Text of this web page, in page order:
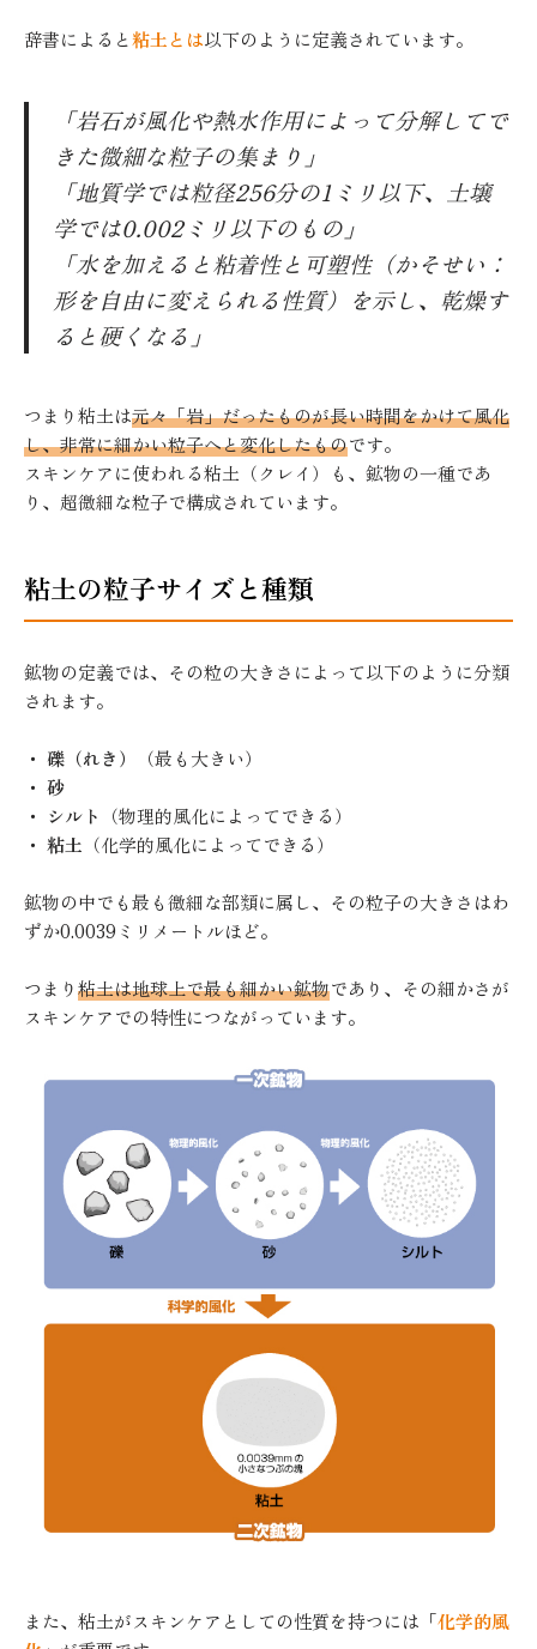
辞書によると粘土とは以下のように定義されています。
「岩石が風化や熱水作用によって分解してで
きた微細な粒子の集まり」
「地質学では粒径256分の1ミリ以下、土壌
学では0.002ミリ以下のもの」
「水を加えると粘着性と可塑性（かそせい：
形を自由に変えられる性質）を示し、乾燥す
ると硬くなる」
つまり粘土は元々「岩」だったものが長い時間をかけて風化
し、非常に細かい粒子へと変化したものです。
スキンケアに使われる粘土（クレイ）も、鉱物の一種であ
り、超微細な粒子で構成されています。
粘土の粒子サイズと種類
鉱物の定義では、その粒の大きさによって以下のように分類
されます。
・ 礫（れき）
（最も大きい）
・ 砂
・ シルト
（物理的風化によってできる）
・ 粘土 （化学的風化によってできる）
鉱物の中でも最も微細な部類に属し、その粒子の大きさはわ
ずか0.0039ミリメートルほど。
つまり粘土は地球上で最も細かい鉱物であり、その細かさが
スキンケアでの特性につながっています。
また、粘土がスキンケアとしての性質を持つには「化学的風